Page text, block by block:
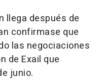
llega después de
confirmase que
las negociaciones
de Exail que
junio.